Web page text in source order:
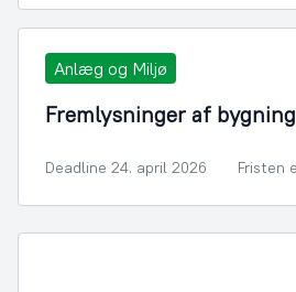
Anlæg og Miljø
Fremlysninger af
Deadline 24. april 2026 Fristen